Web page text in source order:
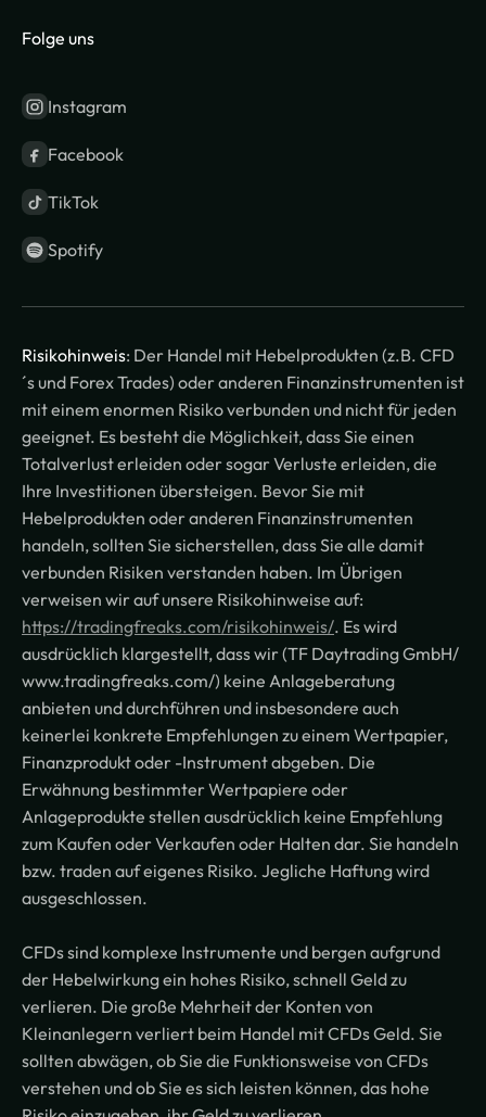
Folge uns
Instagram
Facebook
TikTok
Spotify
Risikohinweis: Der Handel mit Hebelprodukten (z.B. CFD
´s und Forex Trades) oder anderen Finanzinstrumenten ist
mit einem enormen Risiko verbunden und nicht für jeden
geeignet. Es besteht die Möglichkeit, dass Sie einen
Totalverlust erleiden oder sogar Verluste erleiden, die
Ihre Investitionen übersteigen. Bevor Sie mit
Hebelprodukten oder anderen Finanzinstrumenten
handeln, sollten Sie sicherstellen, dass Sie alle damit
verbunden Risiken verstanden haben. Im Übrigen
verweisen wir auf unsere Risikohinweise auf:
https://tradingfreaks.com/risikohinweis/. Es wird
ausdrücklich klargestellt, dass wir (TF Daytrading GmbH/
www.tradingfreaks.com/) keine Anlageberatung
anbieten und durchführen und insbesondere auch
keinerlei konkrete Empfehlungen zu einem Wertpapier,
Finanzprodukt oder -Instrument abgeben. Die
Erwähnung bestimmter Wertpapiere oder
Anlageprodukte stellen ausdrücklich keine Empfehlung
zum Kaufen oder Verkaufen oder Halten dar. Sie handeln
bzw. traden auf eigenes Risiko. Jegliche Haftung wird
ausgeschlossen.
CFDs sind komplexe Instrumente und bergen aufgrund
der Hebelwirkung ein hohes Risiko, schnell Geld zu
verlieren. Die große Mehrheit der Konten von
Kleinanlegern verliert beim Handel mit CFDs Geld. Sie
sollten abwägen, ob Sie die Funktionsweise von CFDs
verstehen und ob Sie es sich leisten können, das hohe